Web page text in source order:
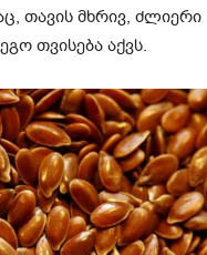
თავის მხრივ, ძლიერი
თვისება აქვს.